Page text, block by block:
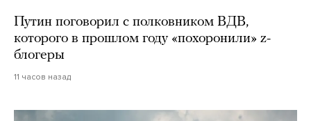
Путин поговорил с полковником ВДВ,
которого в прошлом году «похоронили» z-
блогеры
11 часов назад